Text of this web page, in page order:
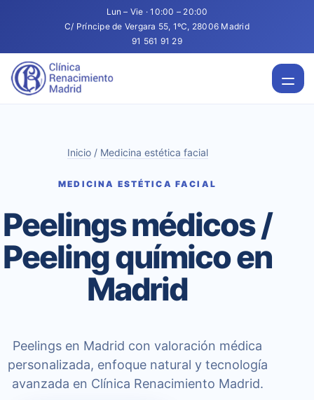
Lun – Vie · 10:00 – 20:00
C/ Príncipe de Vergara 55, 1ºC, 28006 Madrid
91 561 91 29
Inicio/ Medicina estética facial
MEDICINA ESTÉTICA FACIAL
Peelings médicos /
Peeling químico en
Madrid
Peelings en Madrid con valoración médica
personalizada, enfoque natural y tecnología
avanzada en Clínica Renacimiento Madrid.